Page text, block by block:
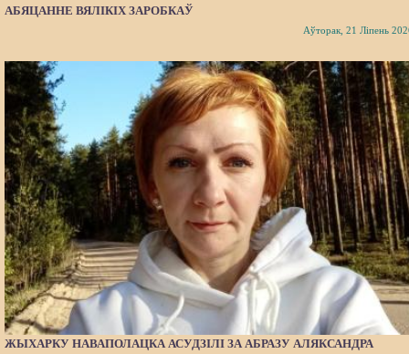
АБЯЦАННЕ ВЯЛІКІХ ЗАРОБКАЎ
Аўторак, 21 Ліпень
ЖЫХАРКУ НАВАПОЛАЦКА АСУДЗІЛІ ЗА АБРАЗУ АЛЯКСАНДРА